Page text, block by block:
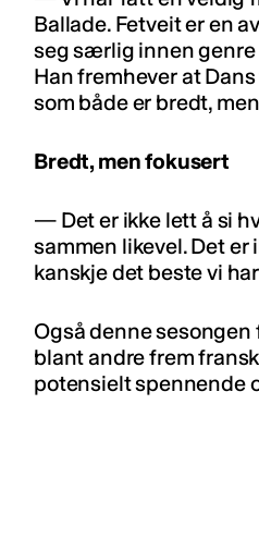
Ballade. Fetveit er en
seg særlig innen genre
Han fremhever at
som både er bredt,
Bredt, men fokusert
— Det er ikke lett å si
sammen likevel. Det er
kanskje det beste vi
Også denne
blant andre frem
potensielt spennende